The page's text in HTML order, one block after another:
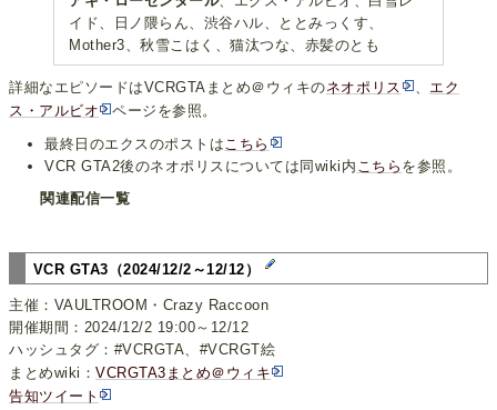
イド、日ノ隈らん、渋谷ハル、ととみっくす、
Mother3、秋雪こはく、猫汰つな、赤髪のとも
詳細なエピソードはVCRGTAまとめ＠ウィキのネオポリス
エク
ス・アルビオ
ページを参照。
最終日のエクスのポストはこちら
VCR GTA2後のネオポリスについては同wiki内 こちら を参照。
関連配信一覧
VCR GTA3（2024/12/2～12/12）
主催：VAULTROOM・Crazy Raccoon
開催期間：2024/12/2 19:00～12/12
ハッシュタグ：#VCRGTA、#VCRGT絵
まとめwiki：VCRGTA3まとめ＠ウィキ
告知ツイート